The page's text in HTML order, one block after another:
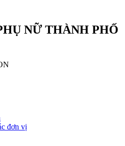
NỮ THÀNH PHỐ
đơn vị